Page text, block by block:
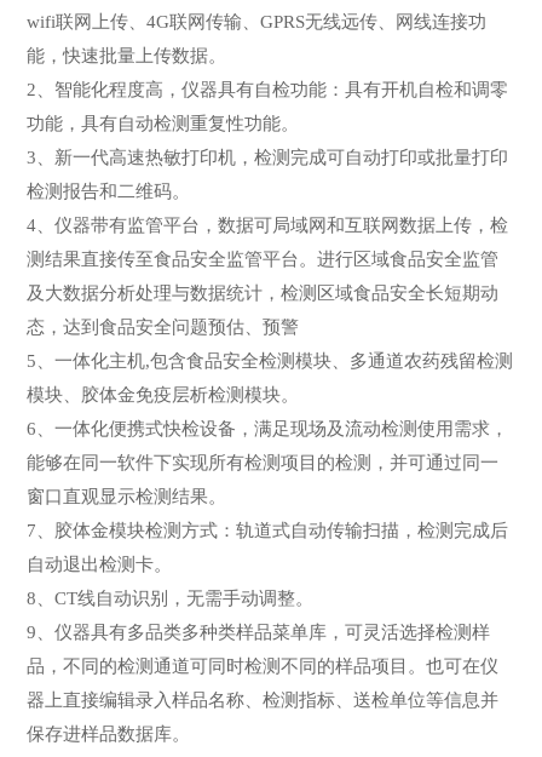
wifi联网上传、4G联网传输、GPRS无线远传、网线连接功
能，快速批量上传数据。
2、智能化程度高，仪器具有自检功能：具有开机自检和调零
功能，具有自动检测重复性功能。
3、新一代高速热敏打印机，检测完成可自动打印或批量打印
检测报告和二维码。
4、仪器带有监管平台，数据可局域网和互联网数据上传，检
测结果直接传至食品安全监管平台。进行区域食品安全监管
及大数据分析处理与数据统计，检测区域食品安全长短期动
态，达到食品安全问题预估、预警
5、一体化主机,包含食品安全检测模块、多通道农药残留检测
模块、胶体金免疫层析检测模块。
6、一体化便携式快检设备，满足现场及流动检测使用需求，
能够在同一软件下实现所有检测项目的检测，并可通过同一
窗口直观显示检测结果。
7、胶体金模块检测方式：轨道式自动传输扫描，检测完成后
自动退出检测卡。
8、CT线自动识别，无需手动调整。
9、仪器具有多品类多种类样品菜单库，可灵活选择检测样
品，不同的检测通道可同时检测不同的样品项目。也可在仪
器上直接编辑录入样品名称、检测指标、送检单位等信息并
保存进样品数据库。